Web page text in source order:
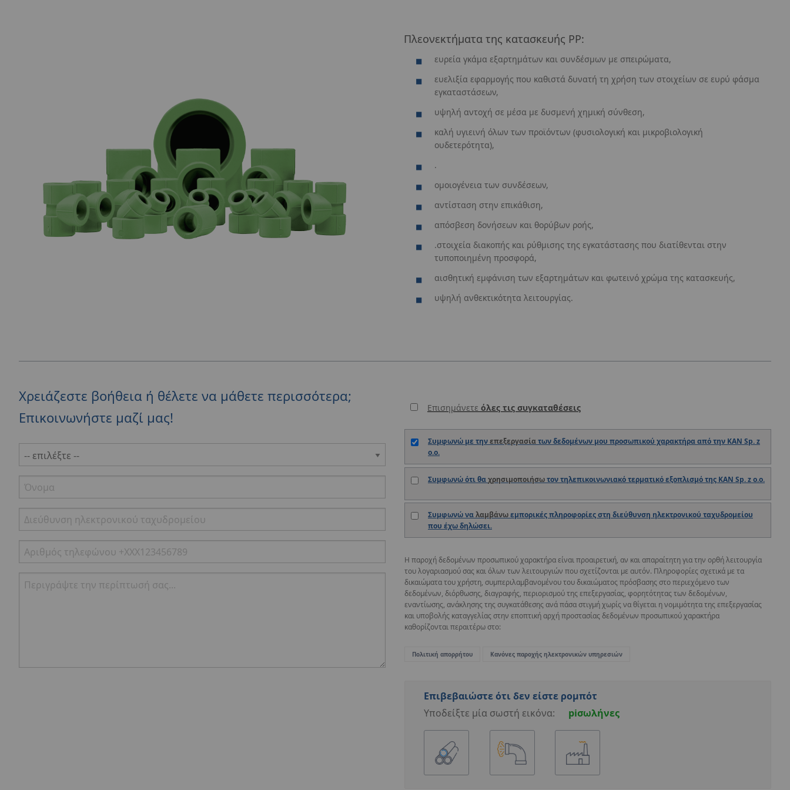
Πλεονεκτήματα της κατασκευής PP:
ευρεία γκάμα εξαρτημάτων και συνδέσμων με σπειρώματα,
ευελιξία εφαρμογής που καθιστά δυνατή τη χρήση των στοιχείων σε ευρύ φάσμα
εγκαταστάσεων,
υψηλή αντοχή σε μέσα με δυσμενή χημική σύνθεση,
καλή υγιεινή όλων των προϊόντων (φυσιολογική και μικροβιολογική
ουδετερότητα),
.
ομοιογένεια των συνδέσεων,
αντίσταση στην επικάθιση,
απόσβεση δονήσεων και θορύβων ροής,
.στοιχεία διακοπής και ρύθμισης της εγκατάστασης που διατίθενται στην
τυποποιημένη προσφορά,
αισθητική εμφάνιση των εξαρτημάτων και φωτεινό χρώμα της κατασκευής,
υψηλή ανθεκτικότητα λειτουργίας.
Χρειάζεστε βοήθεια ή θέλετε να μάθετε περισσότερα;
Επικοινωνήστε μαζί μας!
Επισημάνετε όλες τις συγκαταθέσεις
Συμφωνώ με τηνεπεξεργασίατων δεδομένων μου προσωπικού χαρακτήρα από την KAN Sp. z
o.o.
Συμφωνώ ότι θαχρησιμοποιήσωτον τηλεπικοινωνιακό τερματικό εξοπλισμό της KAN Sp. z o.o.
Συμφωνώ ναλαμβάνωεμπορικές πληροφορίες στη διεύθυνση ηλεκτρονικού ταχυδρομείου
που έχω δηλώσει.
Η παροχή δεδομένων προσωπικού χαρακτήρα είναι προαιρετική, αν και απαραίτητη για την ορθή λειτουργία
του λογαριασμού σας και όλων των λειτουργιών που σχετίζονται με αυτόν. Πληροφορίες σχετικά με τα
δικαιώματα του χρήστη, συμπεριλαμβανομένου του δικαιώματος πρόσβασης στο περιεχόμενο των
δεδομένων, διόρθωσης, διαγραφής, περιορισμού της επεξεργασίας, φορητότητας των δεδομένων,
εναντίωσης, ανάκλησης της συγκατάθεσης ανά πάσα στιγμή χωρίς να θίγεται η νομιμότητα της επεξεργασίας
και υποβολής καταγγελίας στην εποπτική αρχή προστασίας δεδομένων προσωπικού χαρακτήρα
καθορίζονται περαιτέρω στο:
Πολιτική απορρήτου Κανόνες παροχής ηλεκτρονικών υπηρεσιών
Επιβεβαιώστε ότι δεν είστε ρομπότ
Υποδείξτε μία σωστή εικόνα:
piσωλήνες